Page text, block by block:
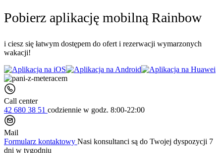
Pobierz aplikację mobilną Rainbow
i ciesz się łatwym dostępem do ofert i rezerwacji wymarzonych
wakacji!
Call center
42 680 38 51 codziennie w godz. 8:00-22:00
Mail
Formularz kontaktowy Nasi konsultanci są do Twojej dyspozycji 7
dni w tygodniu